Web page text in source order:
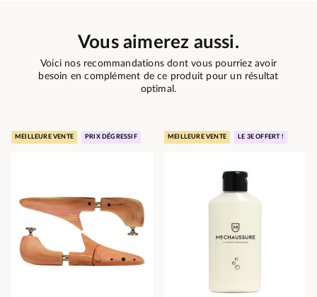
Vous aimerez aussi.
Voici nos recommandations dont vous pourriez avoir
besoin en complément de ce produit pour un résultat
optimal.
MEILLEURE VENTE PRIX DÉGRESSIF MEILLEURE VENTE LE 3E OFFERT !